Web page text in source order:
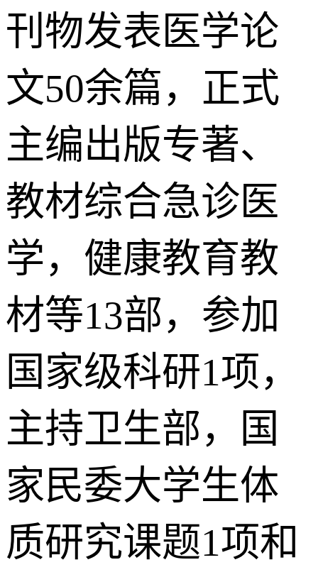
刊物发表医学论
文50余篇，正式
主编出版专著、
教材综合急诊医
学，健康教育教
材等13部，参加
国家级科研1项，
主持卫生部，国
家民委大学生体
质研究课题1项和